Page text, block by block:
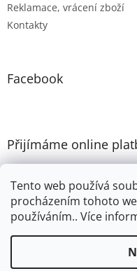
Tento web používá
procházením tohoto
používáním.. Více
Reklamace, vrácení zboží
Kontakty
Facebook
Přijímáme online